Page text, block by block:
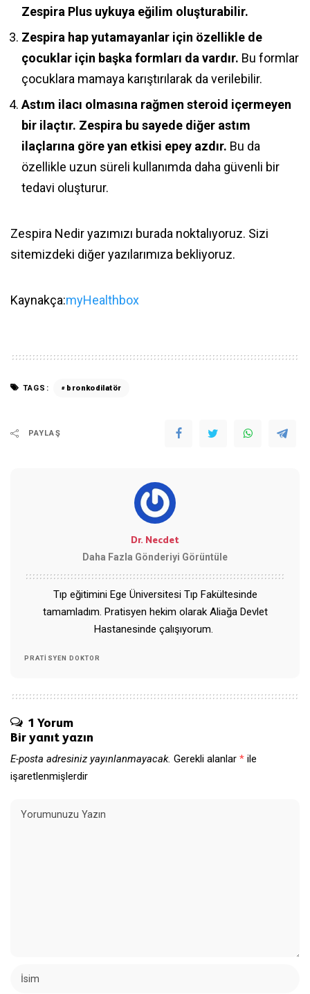
Zespira Plus uykuya eğilim oluşturabilir.
Zespira hap yutamayanlar için özellikle de
çocuklar için başka formları da vardır. Bu formlar
çocuklara mamaya karıştırılarak da verilebilir.
Astım ilacı olmasına rağmen steroid içermeyen
bir ilaçtır. Zespira bu sayede diğer astım
ilaçlarına göre yan etkisi epey azdır. Bu da
özellikle uzun süreli kullanımda daha güvenli bir
tedavi oluşturur.
Zespira Nedir yazımızı burada noktalıyoruz. Sizi
sitemizdeki diğer yazılarımıza bekliyoruz.
Kaynakça:myHealthbox
TAGS: bronkodilatör
PAYLAŞ
Dr. Necdet
Daha Fazla Gönderiyi Görüntüle
Tıp eğitimini Ege Üniversitesi Tıp Fakültesinde
tamamladım. Pratisyen hekim olarak Aliağa Devlet
Hastanesinde çalışıyorum.
PRATISYEN DOKTOR
1 Yorum
Bir yanıt yazın
E-posta adresiniz yayınlanmayacak. Gerekli alanlar * ile
işaretlenmişlerdir